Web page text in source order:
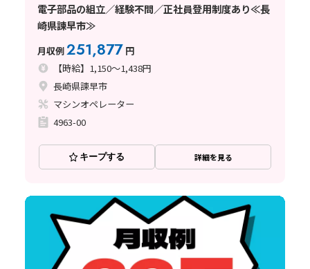
電子部品の組立／経験不問／正社員登用制度あり≪長
崎県諫早市≫
月収例251,877 円
【時給】1,150～1,438円
長崎県諫早市
マシンオペレーター
4963-00
キープする 詳細を見る